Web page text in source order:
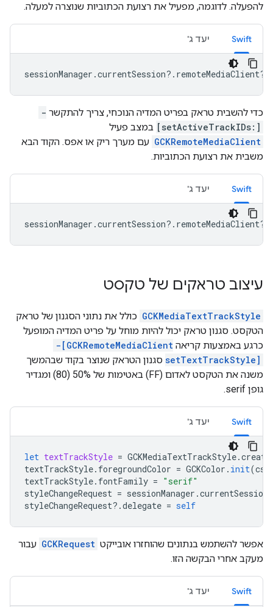
להפעלה. לדוגמה, מפעיל את רצועת הכתוביות שנוצרה למעלה.
Swift יעד ג'
sessionManager .currentSession?. remoteMediaClient?.
כדי להשבית טראק בפריט המדיה הנוכחי, צריך להתקשר -
[setActiveTrackIDs:] במצב פעיל
GCKRemoteMediaClient עם מערך ריק או אפס. הקוד הבא
משבית את רצועת הכתוביות.
Swift יעד ג'
sessionManager .currentSession?. remoteMediaClient?.
עיצוב טראקים של טקסט
GCKMediaTextTrackStyle כולל את נתוני הסגנון של טראק
הטקסט. סגנון טראק יכול להיות מוחל על פריט המדיה המופעל
כרגע באמצעות קריאה -[GCKRemoteMediaClient
setTextTrackStyle] סגנון הטראק שנוצר בקוד שבהמשך
משנה את הטקסט לאדום (FF) באטימות של 50% (80) ומגדיר
גופן serif.
Swift יעד ג'
let textTrackStyle = GCKMediaTextTrackStyle.
textTrackStyle. foregroundColor = GCKColor . init(
textTrackStyle. fontFamily = "serif"
styleChangeRequest = sessionManager .currentSession
styleChangeRequest?.delegate = self
אפשר להשתמש בנתונים שהוחזרו אובייקט GCKRequest עבור
מעקב אחרי הבקשה הזו.
Swift יעד ג'